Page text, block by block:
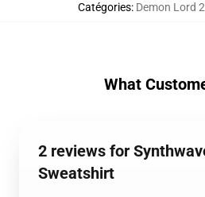
Catégories: Demon Lord
What
2 reviews for
Sweatshirt